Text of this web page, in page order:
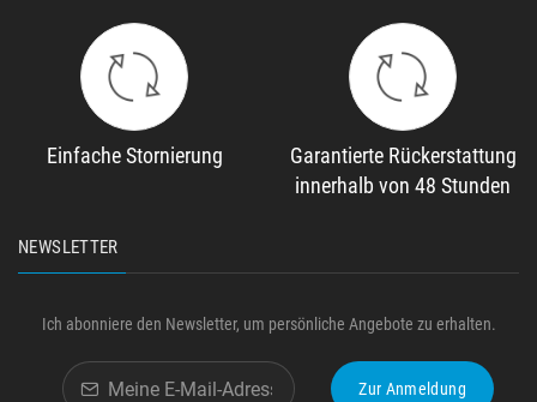
Einfache Stornierung
Garantierte Rückerstattung
innerhalb von 48 Stunden
NEWSLETTER
Ich abonniere den Newsletter, um persönliche Angebote zu erhalten.
Zur Anmeldung